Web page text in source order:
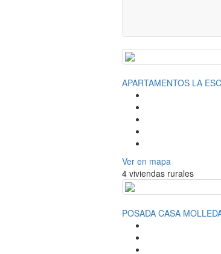
APARTAMENTOS LA
Ver en mapa
4 viviendas rurales
POSADA CASA